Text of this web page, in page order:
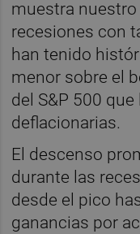
muestra nuestro
recesiones con
han tenido
menor sobre el
del S&P 500
deflacionarias.
El descenso
durante las
desde el pico
ganancias por